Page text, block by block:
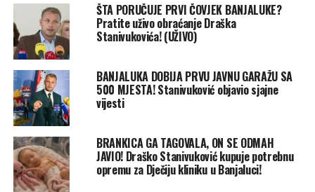
ŠTA PORUČUJE PRVI ČOVJEK BANJALUKE?
Pratite uživo obraćanje Draška
Stanivukovića! (UŽIVO)
BANJALUKA DOBIJA PRVU JAVNU GARAŽU SA
500 MJESTA! Stanivuković objavio sjajne
vijesti
BRANKICA GA TAGOVALA, ON SE ODMAH
JAVIO! Draško Stanivuković kupuje potrebnu
opremu za Dječiju kliniku u Banjaluci!